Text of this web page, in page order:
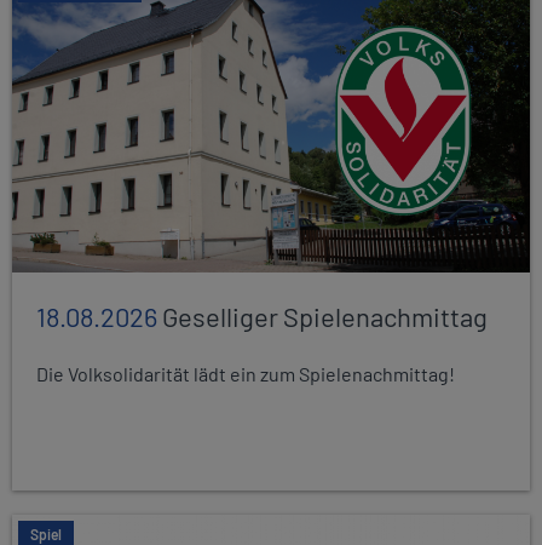
18.08.2026Geselliger Spielenachmittag
Die Volksolidarität lädt ein zum Spielenachmittag!
Spiel